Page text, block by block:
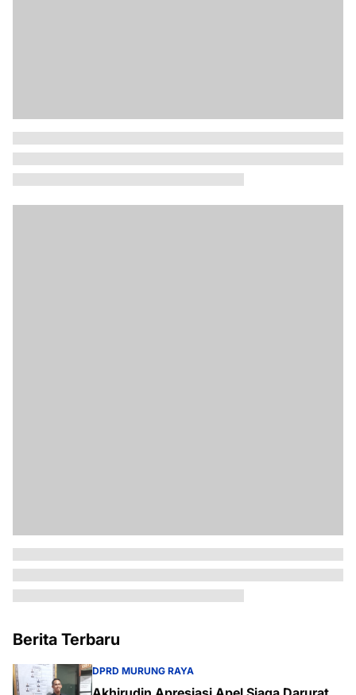
Berita Terbaru
DPRD MURUNG RAYA